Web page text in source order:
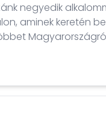
negyedik
aminek keretén
középiskola